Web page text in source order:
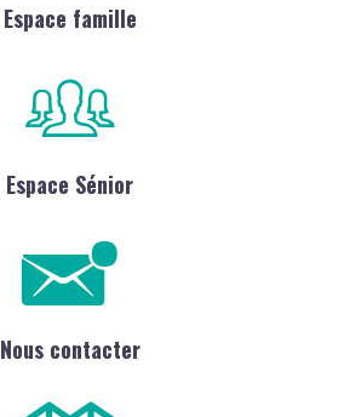
Espace famille
Espace Sénior
Nous contacter